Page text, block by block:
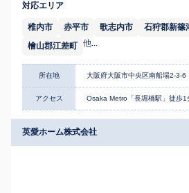
対応エリア
稚内市 赤平市 歌志内市 石狩郡新篠
檜山郡江差町 他...
所在地 大阪府大阪市中央区南船場2-3-
アクセス Osaka Metro「長堀橋駅」徒歩1
英愛ホーム株式会社